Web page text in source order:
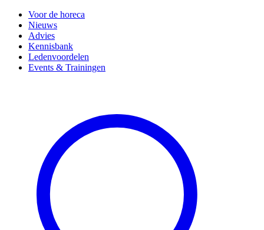
Voor de horeca
Nieuws
Advies
Kennisbank
Ledenvoordelen
Events & Trainingen